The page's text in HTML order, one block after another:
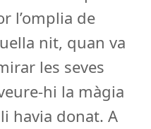
l’omplia de
nit, quan va
les seves
hi la màgia
havia donat. A